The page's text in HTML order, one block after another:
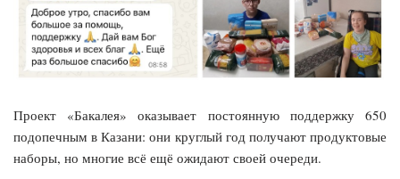
Проект «Бакалея» оказывает постоянную поддержку 650
подопечным в Казани: они круглый год получают продуктовые
наборы, но многие всё ещё ожидают своей очереди.